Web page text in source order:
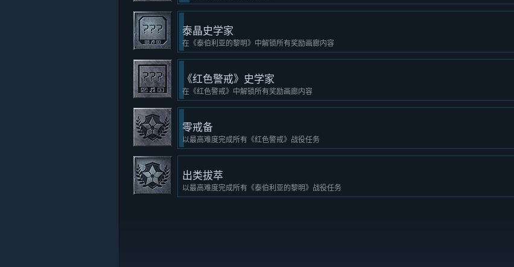
泰晶史学家
在《泰伯利亚的黎明》中解锁所有奖励画廊内容
《红色警戒》史学家
在《红色警戒》中解锁所有奖励画廊内容
零戒备
以最高难度完成所有《红色警戒》战役任务
出类拔萃
以最高难度完成所有《泰伯利亚的黎明》战役任务